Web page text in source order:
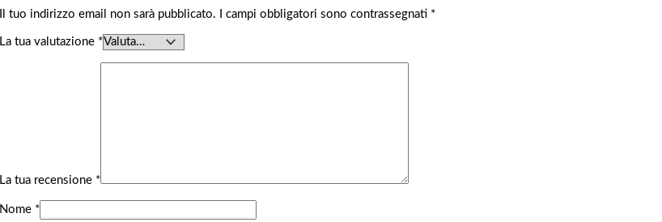
Il tuo indirizzo email non sarà pubblicato. I campi obbligatori sono contrassegnati *
La tua valutazione *
La tua recensione *
Nome *